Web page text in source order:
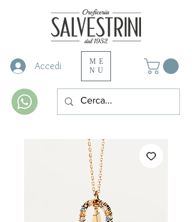
Accedi
ME
NU